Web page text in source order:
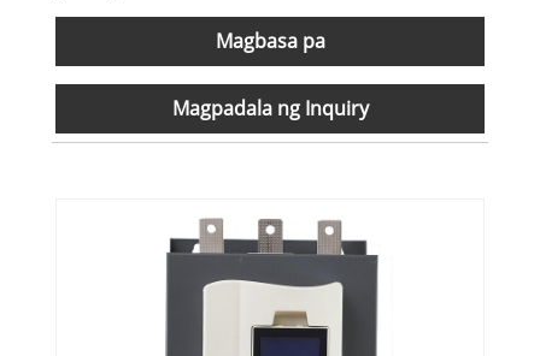
Magbasa pa
Magpadala ng Inquiry